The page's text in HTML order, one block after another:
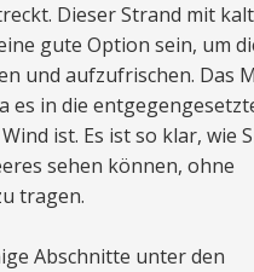
Dieser Strand mit
gute Option sein, um
und aufzufrischen. Das
es in die
ist. Es ist so klar, wie
sehen können, ohne
tragen.
Abschnitte unter den